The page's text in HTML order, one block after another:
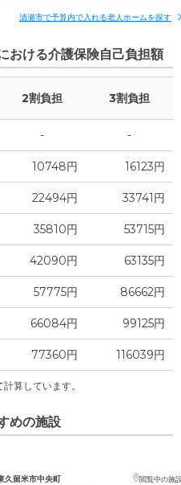
補足情報
22.1 万円
10.7
6.6 万円
0
0 万円
0 万円
-
清瀬市で予算内で入れる老人ホームを探す
おける介護保険自己負担額
2割負担 3割負担
- -
10748円 16123円
22494円 33741円
35810円 53715円
42090円 63135円
57775円 86662円
66084円 99125円
77360円 116039円
算しています。
めの施設
久留米市中央町 閲覧中の施